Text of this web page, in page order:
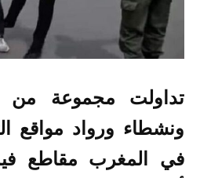
تداولت مجموعة من
ونشطاء ورواد مواقع
في المغرب مقاطع